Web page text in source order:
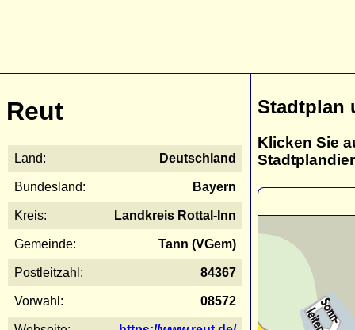
Reut
Land: Deutschland
Bundesland: Bayern
Kreis: Landkreis Rottal-Inn
Gemeinde: Tann (VGem)
Postleitzahl: 84367
Vorwahl: 08572
Stadtplan
Klicken Sie